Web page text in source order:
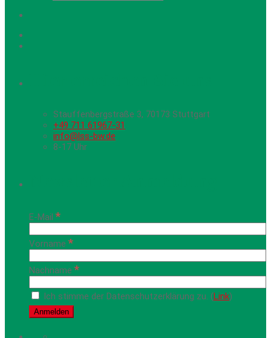
Stauffenbergstraße 3, 70173 Stuttgart
+49 711 61967-31
info@lss-bw.de
8-17 Uhr
E-Mail *
Vorname *
Nachname *
Ich stimme der Datenschutzerklärung zu. (Link)